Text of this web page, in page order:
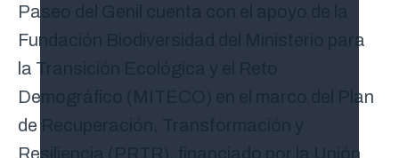
Paseo del Genil cuenta con el apoyo de la
Fundación Biodiversidad del Ministerio para
la Transición Ecológica y el Reto
Demográfico (MITECO) en el marco del Plan
de Recuperación, Transformación y
Resiliencia (PRTR), financiado por la Unión